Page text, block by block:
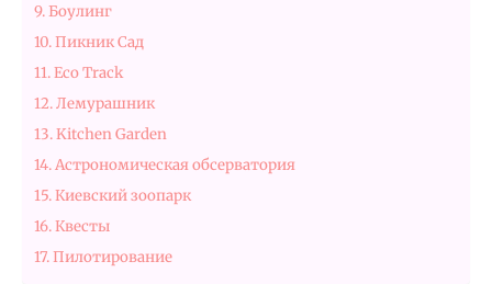
9. Боулинг
10. Пикник Сад
11. Eco Track
12. Лемурашник
13. Kitchen Garden
14. Астрономическая обсерватория
15. Киевский зоопарк
16. Квесты
17. Пилотирование